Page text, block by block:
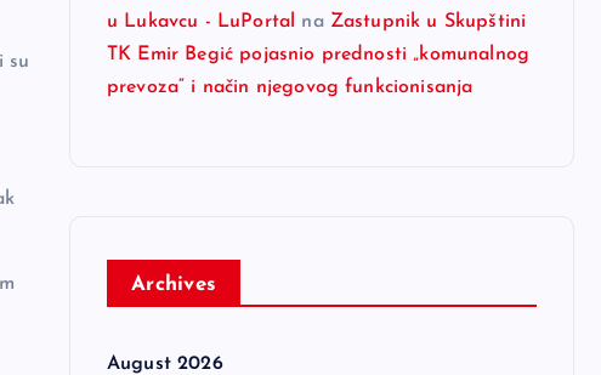
su
u Lukavcu - LuPortal
na Zastupnik u Skupštini
TK Emir Begić pojasnio prednosti „komunalnog
prevoza“ i način njegovog funkcionisanja
Archives
August 2026